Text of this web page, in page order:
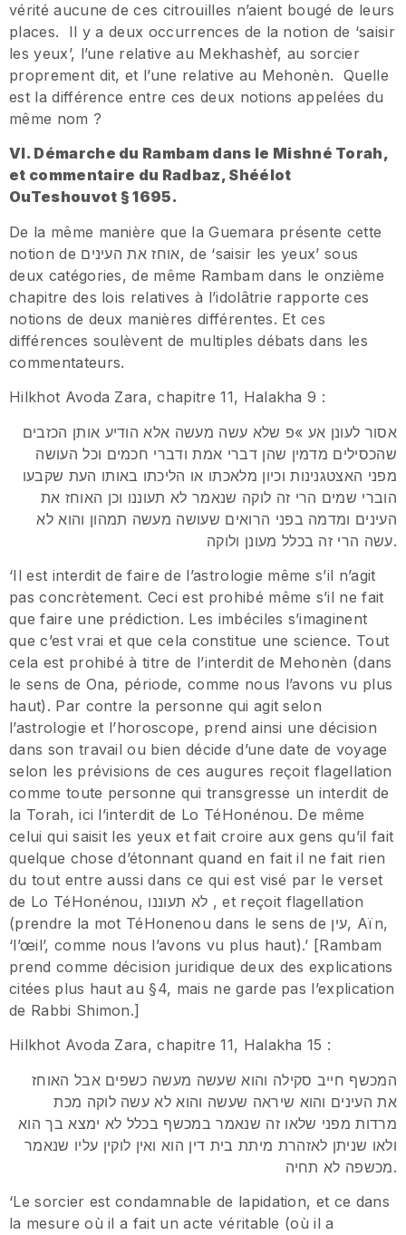
vérité aucune de ces citrouilles n’aient bougé de leurs
places. Il y a deux occurrences de la notion de ‘saisir
les yeux’, l’une relative au Mekhashèf, au sorcier
proprement dit, et l’une relative au Mehonèn. Quelle
est la différence entre ces deux notions appelées du
même nom ?
VI. Démarche du Rambam dans le Mishné Torah,
et commentaire du Radbaz, Shéélot
OuTeshouvot § 1695.
De la même manière que la Guemara présente cette
notion de אוחז את העינים, de ‘saisir les yeux’ sous
deux catégories, de même Rambam dans le onzième
chapitre des lois relatives à l’idolâtrie rapporte ces
notions de deux manières différentes. Et ces
différences soulèvent de multiples débats dans les
commentateurs.
Hilkhot Avoda Zara, chapitre 11, Halakha 9 :
אסור לעונן אע »פ שלא עשה מעשה אלא הודיע אותן הכזבים
שהכסילים מדמין שהן דברי אמת ודברי חכמים וכל העושה
מפני האצטגנינות וכיון מלאכתו או הליכתו באותו העת שקבעו
הוברי שמים הרי זה לוקה שנאמר לא תעוננו וכן האוחז את
העינים ומדמה בפני הרואים שעושה מעשה תמהון והוא לא
עשה הרי זה בכלל מעונן ולוקה.
‘Il est interdit de faire de l’astrologie même s’il n’agit
pas concrètement. Ceci est prohibé même s’il ne fait
que faire une prédiction. Les imbéciles s’imaginent
que c’est vrai et que cela constitue une science. Tout
cela est prohibé à titre de l’interdit de Mehonèn (dans
le sens de Ona, période, comme nous l’avons vu plus
haut). Par contre la personne qui agit selon
l’astrologie et l’horoscope, prend ainsi une décision
dans son travail ou bien décide d’une date de voyage
selon les prévisions de ces augures reçoit flagellation
comme toute personne qui transgresse un interdit de
la Torah, ici l’interdit de Lo TéHonénou. De même
celui qui saisit les yeux et fait croire aux gens qu’il fait
quelque chose d’étonnant quand en fait il ne fait rien
du tout entre aussi dans ce qui est visé par le verset
de Lo TéHonénou, לא תעוננו , et reçoit flagellation
(prendre la mot TéHonenou dans le sens de עין, Aïn,
‘l’œil’, comme nous l’avons vu plus haut).’ [Rambam
prend comme décision juridique deux des explications
citées plus haut au §4, mais ne garde pas l’explication
de Rabbi Shimon.]
Hilkhot Avoda Zara, chapitre 11, Halakha 15 :
המכשף חייב סקילה והוא שעשה מעשה כשפים אבל האוחז
את העינים והוא שיראה שעשה והוא לא עשה לוקה מכת
מרדות מפני שלאו זה שנאמר במכשף בכלל לא ימצא בך הוא
ולאו שניתן לאזהרת מיתת בית דין הוא ואין לוקין עליו שנאמר
מכשפה לא תחיה.
‘Le sorcier est condamnable de lapidation, et ce dans
la mesure où il a fait un acte véritable (où il a